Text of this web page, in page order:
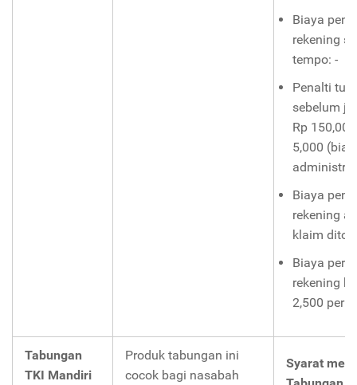
Biaya
rekening
tempo: -
Penalti
sebelum
Rp
5,000
Biaya
rekening
klaim
Biaya
rekening
2,500 per
Tabungan
TKI Mandiri
Produk tabungan ini
cocok bagi nasabah
Syarat